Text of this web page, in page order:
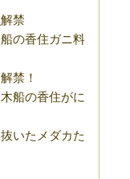
禁
の香住ガニ料
禁！
船の香住がに
いたメダカた